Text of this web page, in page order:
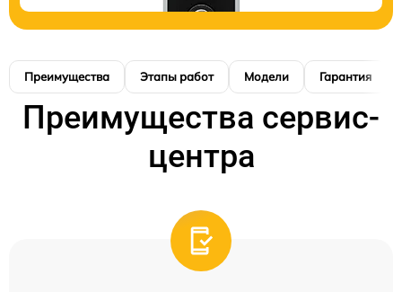
Преимущества Этапы работ Модели Гарантия
Преимущества сервис-
центра